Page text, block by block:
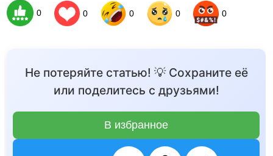
0 0 0 0 0
Не потеряйте статью! 💡 Сохраните её
или поделитесь с друзьями!
В избранное